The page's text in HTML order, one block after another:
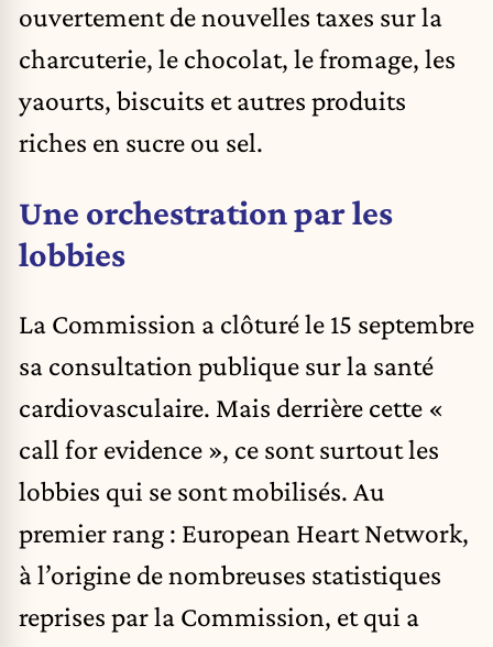
ouvertement de nouvelles taxes sur la
charcuterie, le chocolat, le fromage, les
yaourts, biscuits et autres produits
riches en sucre ou sel.
Une orchestration par les
lobbies
La Commission a clôturé le 15 septembre
sa consultation publique sur la santé
cardiovasculaire. Mais derrière cette «
call for evidence », ce sont surtout les
lobbies qui se sont mobilisés. Au
premier rang : European Heart Network,
à l’origine de nombreuses statistiques
reprises par la Commission, et qui a